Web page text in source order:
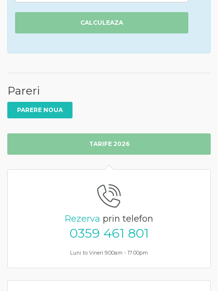
CALCULEAZA
Pareri
PARERE NOUA
TARIFE 2026
Rezerva prin telefon
0359 461 801
Luni to Vineri 9:00am - 17:00pm